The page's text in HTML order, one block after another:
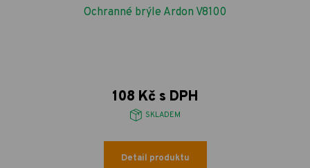
Ochranné brýle Ardon V8100
108 Kč s DPH
SKLADEM
Detail produktu